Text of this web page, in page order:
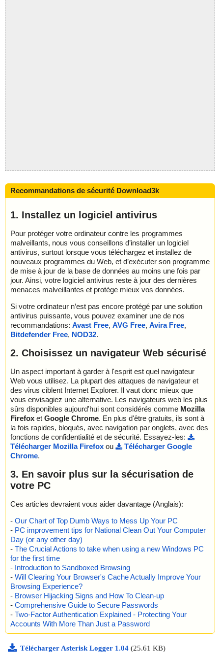
Recommandations de sécurité Download3k
1. Installez un logiciel antivirus
Pour protéger votre ordinateur contre les programmes
malveillants, nous vous conseillons d’installer un logiciel
antivirus, surtout lorsque vous téléchargez et installez de
nouveaux programmes du Web, et d’exécuter son programme
de mise à jour de la base de données au moins une fois par
jour. Ainsi, votre logiciel antivirus reste à jour des dernières
menaces malveillantes et protège mieux vos données.
Si votre ordinateur n’est pas encore protégé par une solution
antivirus puissante, vous pouvez examiner une de nos
recommandations: Avast Free, AVG Free, Avira Free,
Bitdefender Free, NOD32.
2. Choisissez un navigateur Web sécurisé
Un aspect important à garder à l'esprit est quel navigateur
Web vous utilisez. La plupart des attaques de navigateur et
des virus ciblent Internet Explorer. Il vaut donc mieux que
vous envisagiez une alternative. Les navigateurs web les plus
sûrs disponibles aujourd'hui sont considérés comme Mozilla
Firefox et Google Chrome. En plus d'être gratuits, ils sont à
la fois rapides, bloqués, avec navigation par onglets, avec des
fonctions de confidentialité et de sécurité. Essayez-les:
Télécharger Mozilla Firefox ou
Télécharger Google
Chrome.
3. En savoir plus sur la sécurisation de
votre PC
Ces articles devraient vous aider davantage (Anglais):
- Our Chart of Top Dumb Ways to Mess Up Your PC
- PC improvement tips for National Clean Out Your Computer
Day (or any other day)
- The Crucial Actions to take when using a new Windows PC
for the first time
- Introduction to Sandboxed Browsing
- Will Clearing Your Browser's Cache Actually Improve Your
Browsing Experience?
- Browser Hijacking Signs and How To Clean-up
- Comprehensive Guide to Secure Passwords
- Two-Factor Authentication Explained - Protecting Your
Accounts With More Than Just a Password
Télécharger Asterisk Logger 1.04 (25.61 KB)